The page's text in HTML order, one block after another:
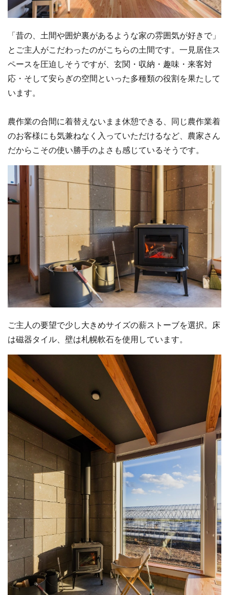
「昔の、土間や囲炉裏があるような家の雰囲気が好きで」
とご主人がこだわったのがこちらの土間です。一見居住ス
ペースを圧迫しそうですが、玄関・収納・趣味・来客対
応・そして安らぎの空間といった多種類の役割を果たして
います。
農作業の合間に着替えないまま休憩できる、同じ農作業着
のお客様にも気兼ねなく入っていただけるなど、農家さん
だからこその使い勝手のよさも感じているそうです。
ご主人の要望で少し大きめサイズの薪ストーブを選択。床
は磁器タイル、壁は札幌軟石を使用しています。